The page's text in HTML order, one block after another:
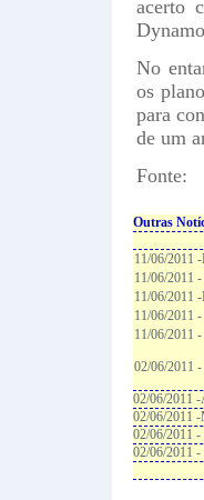
acerto
No
os
para
de um
Fonte:
Outras
11/06/2011
11/06/2011 -
11/06/2011
11/06/2011
11/06/2011
02/06/2011 -
02/06/2011 -
02/06/2011 -
02/06/2011 -
02/06/2011 -